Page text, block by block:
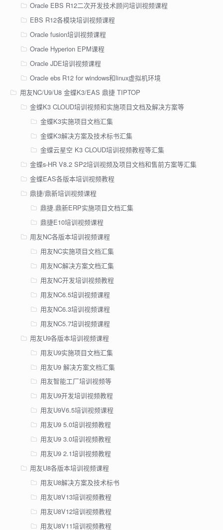
Oracle EBS R12二次开发技术顾问培训视频课程
EBS R12各模块培训视频课程
Oracle fusion培训视频课程
Oracle Hyperion EPM课程
Oracle JDE培训视频课程
Oracle ebs R12 for windows和linux虚拟机环境
用友NC/U9/U8 金蝶K3/EAS 鼎捷 TIPTOP
金蝶K3 CLOUD培训视频和实施项目文档及解决方案等
金蝶K3实施项目文档汇集
金蝶K3解决方案及技术标书汇集
金蝶云星空 K3 CLOUD培训视频教程等汇集
金蝶s-HR V8.2 SP2培训视频及项目文档和售前方案等汇集
金蝶EAS各版本培训视频教程
鼎捷/鼎新培训视频课程
鼎捷.鼎新ERP实施项目文档汇集
鼎捷E10培训视频课程
用友NC各版本培训视频课程
用友NC实施项目文档汇集
用友NC解决方案文档汇集
用友NC开发培训视频教程
用友NC6.5培训视频课程
用友NC6.3培训视频课程
用友NC5.7培训视频课程
用友U9各版本培训视频课程
用友U9实施项目文档汇集
用友U9 解决方案文档汇集
用友智能工厂培训视频等
用友U9开发培训视频教程
用友U9V6.5培训视频课程
用友U9 5.0培训视频教程
用友U9 3.0培训视频教程
用友U9 2.1培训视频教程
用友U8各版本培训视频课程
用友U8解决方案及技术标书
用友U8V13培训视频教程
用友U8V12培训视频教程
用友U8V11培训视频教程